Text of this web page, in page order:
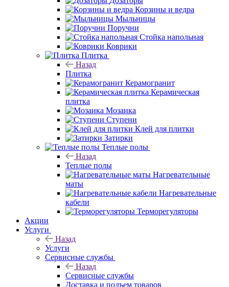
Корзины и ведра
Мыльницы
Поручни
Стойка напольная
Коврики
Плитка
Назад
Плитка
Керамогранит
Керамическая
плитка
Мозаика
Ступени
Клей для плитки
Затирки
Теплые полы
Назад
Теплые полы
Нагревательные
маты
Нагревательные
кабели
Терморегуляторы
Акции
Услуги
Назад
Услуги
Сервисные службы
Назад
Сервисные службы
Доставка и подъем товаров